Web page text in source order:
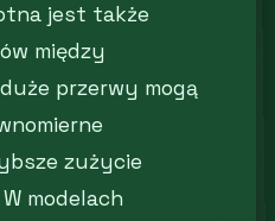
jest także
między
przerwy mogą
zużycie
modelach